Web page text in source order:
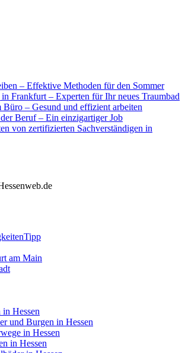
– Effektive Methoden für den Sommer
Frankfurt – Experten für Ihr neues Traumbad
Büro – Gesund und effizient arbeiten
Beruf – Ein einzigartiger Job
von zertifizierten Sachverständigen in
Tipp
am Main
in Hessen
und Burgen in Hessen
in Hessen
in Hessen